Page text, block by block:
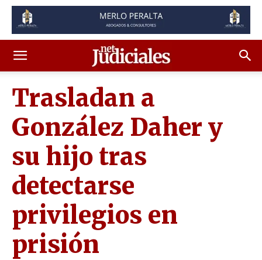
Trasladan a
González Daher y
su hijo tras
detectarse
privilegios en
prisión